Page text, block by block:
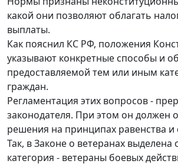
какой они позволяют облагать
выплаты.
Как пояснил КС РФ, положения
указывают конкретные способы и
предоставляемой тем или иным
граждан.
Регламентация этих вопросов -
законодателя. При этом он должен
решения на принципах равенства и
Так, в Законе о ветеранах выделена
категория - ветераны боевых